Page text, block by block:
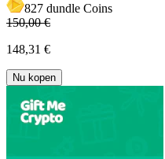
827 dundle Coins
150,00 €
148,31 €
Nu kopen